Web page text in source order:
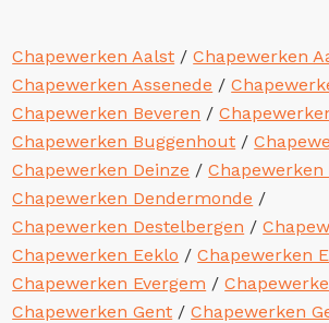
Chapewerken Aalst /Chapewerken
Chapewerken Assenede /
Chapewerken Beveren /
Chapewerken Buggenhout /
Chapewerken Deinze /
Chapewerken Dendermonde /
Chapewerken Destelbergen /
Chapewerken Eeklo /Chapewerken
Chapewerken Evergem /
Chapewerken Gent /Chapewerken